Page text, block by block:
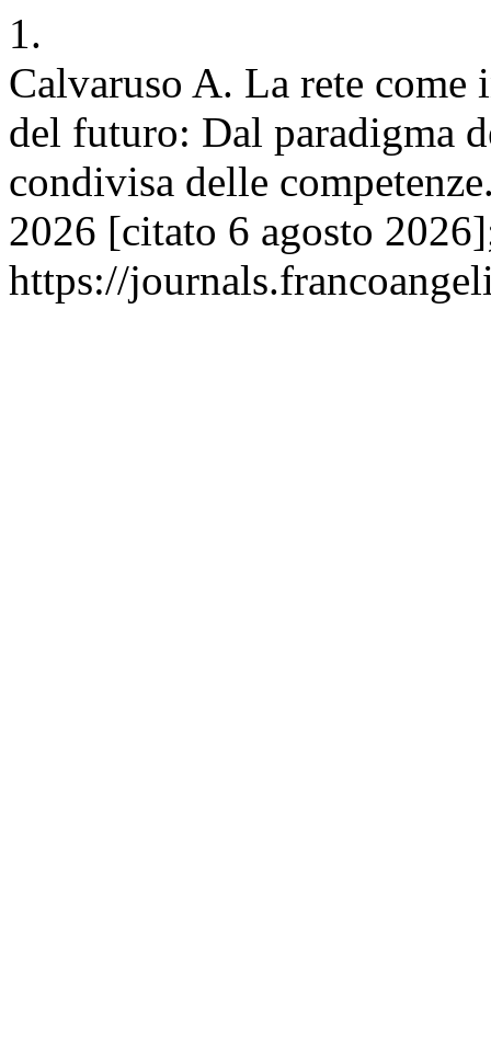
1.
Calvaruso A. La rete
del futuro: Dal paradigma
condivisa delle
2026 [citato 6 agosto
https://